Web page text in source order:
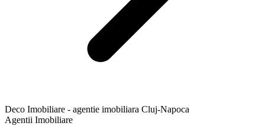
Deco Imobiliare - agentie imobiliara Cluj-Napoca
Agentii Imobiliare